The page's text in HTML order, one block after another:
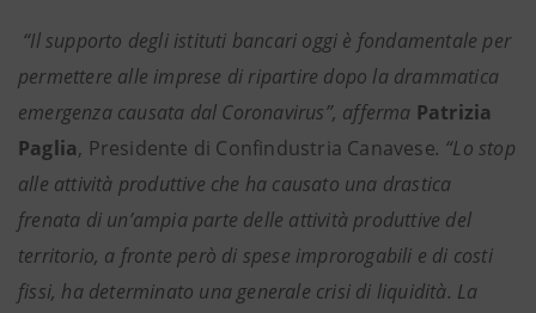
“Il supporto degli istituti bancari oggi è fondamentale per
permettere alle imprese di ripartire dopo la drammatica
emergenza causata dal Coronavirus”, afferma Patrizia
Paglia, Presidente di Confindustria Canavese. “Lo stop
alle attività produttive che ha causato una drastica
frenata di un’ampia parte delle attività produttive del
territorio, a fronte però di spese improrogabili e di costi
fissi, ha determinato una generale crisi di liquidità. La